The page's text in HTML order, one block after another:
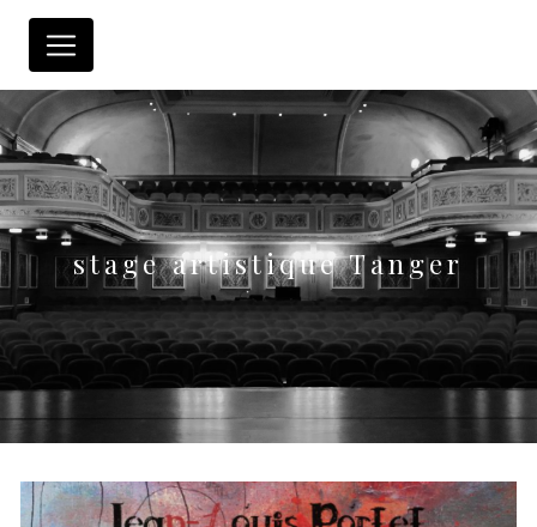
Panneau de gestion des cookies
stage artistique Tanger